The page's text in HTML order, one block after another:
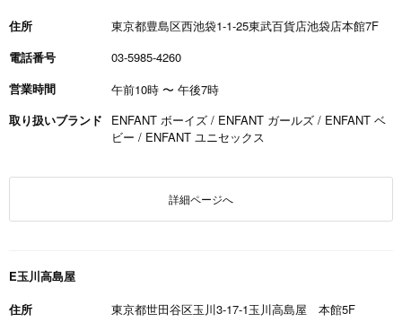
住所
東京都豊島区西池袋1-1-25東武百貨店池袋店本館7F
電話番号
03-5985-4260
営業時間
午前10時 〜 午後7時
取り扱いブランド
ENFANT ボーイズ / ENFANT ガールズ / ENFANT ベ
ビー / ENFANT ユニセックス
詳細ページへ
E玉川高島屋
住所
東京都世田谷区玉川3-17-1玉川高島屋 本館5F